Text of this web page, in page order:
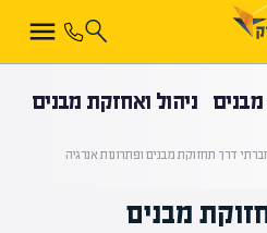
מבנים ניהול ואחזקת מבנים
דרך תחזוקת מבנים ופתרונות אנרגיה
מבנים